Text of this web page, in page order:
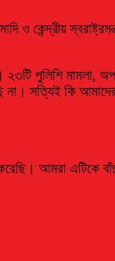
ও কেন্দ্রীয়
পুলিশি মামলা,
না। সত্যিই কি
আমরা এটিকে